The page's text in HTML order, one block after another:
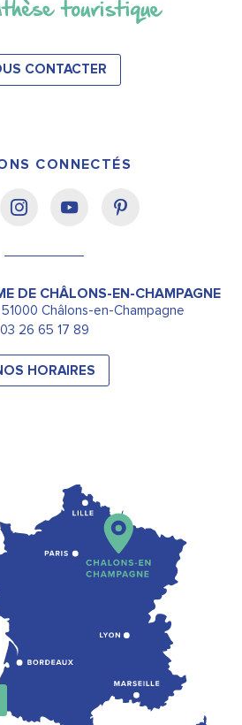
CONTACTER
CONNECTÉS
DE CHÂLONS-EN-CHAMPAGNE
Châlons-en-Champagne
03 26 65 17 89
HORAIRES